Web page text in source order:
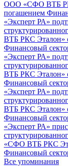
ООО «СФО ВТБ
погашением
«Эксперт РА»
ВТБ РКС Эталон»
Финансовый
«Эксперт РА»
ВТБ РКС Эталон»
Финансовый
«Эксперт РА»
ВТБ РКС Эталон»
Финансовый
«Эксперт РА»
«СФО ВТБ РКС
Финансовый
Все упоминания